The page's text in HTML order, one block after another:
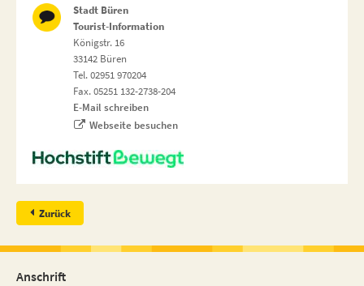
Stadt Büren
Tourist-Information
Königstr. 16
33142 Büren
Tel. 02951 970204
Fax. 05251 132-2738-204
E-Mail schreiben
Webseite besuchen
Zurück
Anschrift